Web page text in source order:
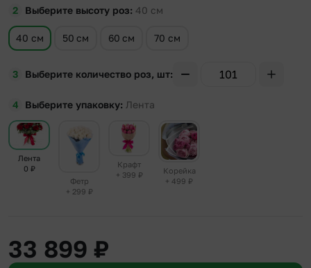
Выберите высоту роз 40 см
40 см 50 см 60 см 70 см
Выберите количество роз, шт
Выберите упаковку Лента
Лента
0 ₽
Фетр
+ 299 ₽
Крафт
+ 399 ₽
Корейка
+ 499 ₽
33 899 ₽